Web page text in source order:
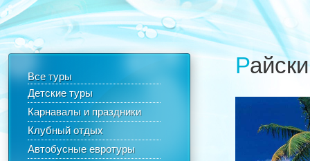
Все туры
Детские туры
Карнавалы и праздники
Клубный отдых
Автобусные евротуры